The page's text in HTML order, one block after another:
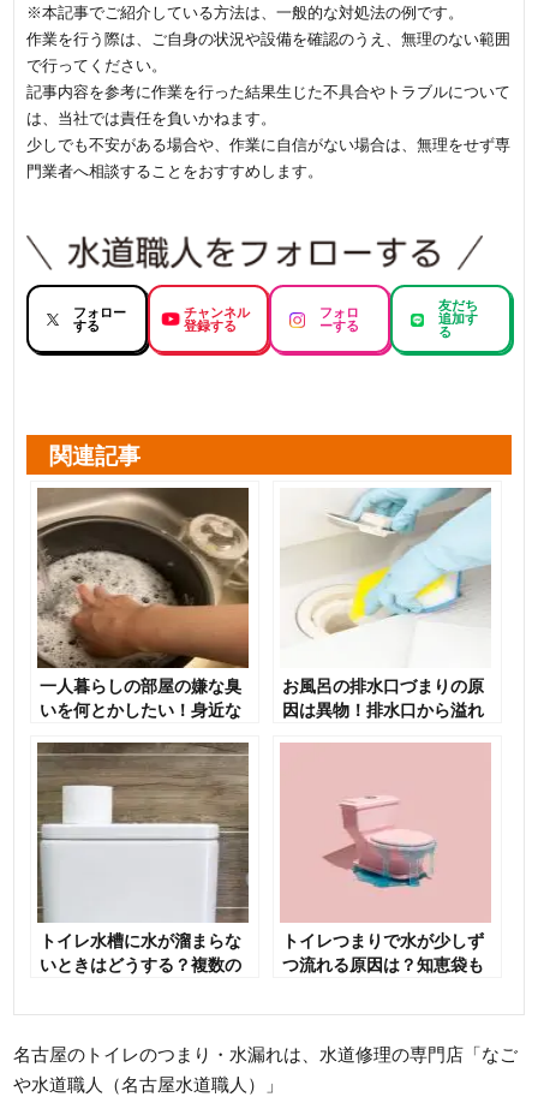
※本記事でご紹介している方法は、一般的な対処法の例です。
作業を行う際は、ご自身の状況や設備を確認のうえ、無理のない範囲
で行ってください。
記事内容を参考に作業を行った結果生じた不具合やトラブルについて
は、当社では責任を負いかねます。
少しでも不安がある場合や、作業に自信がない場合は、無理をせず専
門業者へ相談することをおすすめします。
フォロー
する
チャンネル
登録する
フォロ
ーする
友だち
追加す
る
関連記事
一人暮らしの部屋の嫌な臭
いを何とかしたい！身近な
う
お風呂の排水口づまりの原
因は異物！排水口から溢れ
トイレ水槽に水が溜まらな
いときはどうする？複数の
トイレつまりで水が少しず
つ流れる原因は？知恵袋も
名古屋のトイレのつまり・水漏れは、水道修理の専門店「なご
や水道職人（名古屋水道職人）」